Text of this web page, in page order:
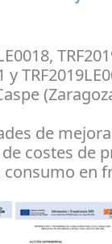
y
de
costes de
en